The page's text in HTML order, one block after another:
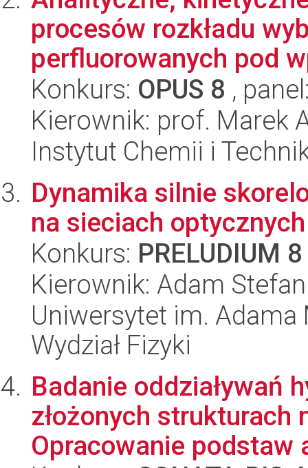
procesów rozkładu
perfluorowanych pod
Konkurs: OPUS 8 ,
Kierownik: prof. Marek
Instytut Chemii i
Dynamika silnie
na sieciach
Konkurs: PRELUDIUM 8
Kierownik: Adam
Uniwersytet im.
Wydział Fizyki
Badanie oddziaływań
złożonych strukturach
Opracowanie podstaw